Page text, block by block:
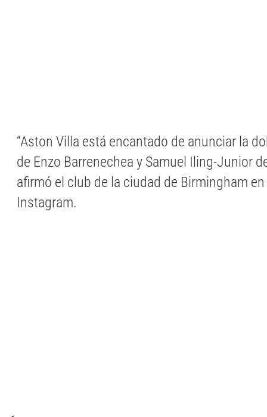
“Aston Villa está encantado de anunciar la
de Enzo Barrenechea y Samuel Iling-Junior
afirmó el club de la ciudad de Birmingham
Instagram.